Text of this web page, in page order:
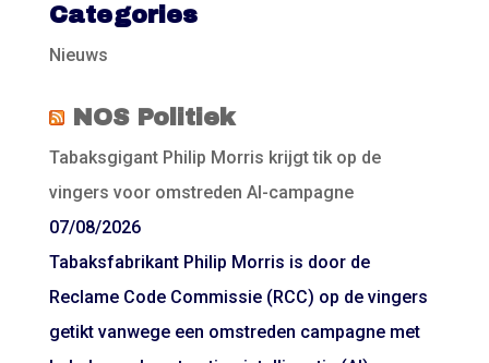
Categories
Nieuws
NOS Politiek
Tabaksgigant Philip Morris krijgt tik op de
vingers voor omstreden AI-campagne
07/08/2026
Tabaksfabrikant Philip Morris is door de
Reclame Code Commissie (RCC) op de vingers
getikt vanwege een omstreden campagne met